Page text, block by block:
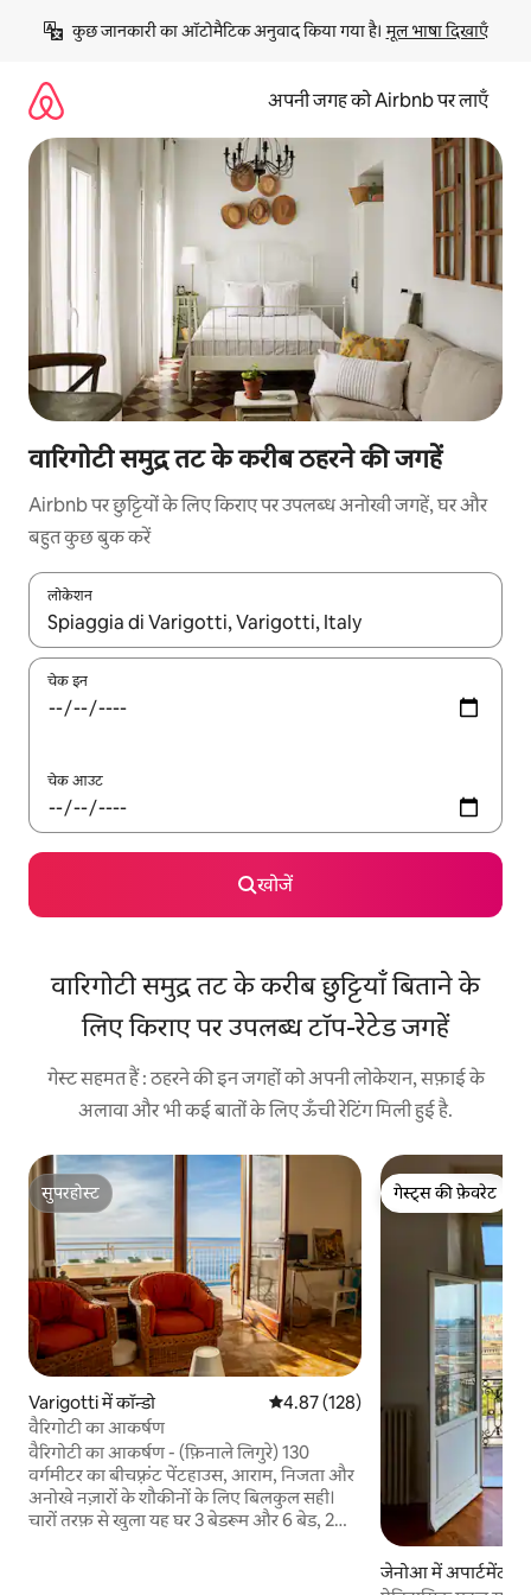
छोड़कर
कॉन्टेंट
कुछ जानकारी का ऑटोमैटिक अनुवाद किया गया है। मूल भाषा दिखाएँ
अपनी जगह को Airbnb पर लाएँ
वारिगोटी समुद्र तट के करीब ठहरने की जगहें
Airbnb पर छुट्टियों के लिए किराए पर उपलब्ध अनोखी जगहें, घर और
बहुत कुछ बुक करें
लोकेशन
नतीजों के उपलब्ध होने पर, अप और डाउन 'ऐरो की' का इस्तेमाल करके नेविगेट
चेक इन
चेक आउट
खोजें
वारिगोटी समुद्र तट के करीब छुट्टियाँ बिताने के
लिए किराए पर उपलब्ध टॉप-रेटेड जगहें
गेस्ट सहमत हैं : ठहरने की इन जगहों को अपनी लोकेशन, सफ़ाई के
अलावा और भी कई बातों के लिए ऊँची रेटिंग मिली हुई है.
सुपरहोस्ट
सुपरहोस्ट
Varigotti में कॉन्डो औसत रेटिंग 5 में से 4.87, 128 समीक्षाएँ
4.87 (128)
वैरिगोटी का आकर्षण
वैरिगोटी का आकर्षण - (फ़िनाले लिगुरे) 130
वर्गमीटर का बीचफ़्रंट पेंटहाउस, आराम, निजता और
अनोखे नज़ारों के शौकीनों के लिए बिलकुल सही।
चारों तरफ़ से खुला यह घर 3 बेडरूम और 6 बेड, 2
गेस्ट्स की फ़ेवरेट
गेस्ट्स की फ़ेवरेट
जेनोआ में अपार्टमेंट